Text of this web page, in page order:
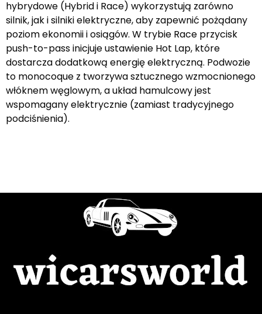
hybrydowe (Hybrid i Race) wykorzystują zarówno
silnik, jak i silniki elektryczne, aby zapewnić pożądany
poziom ekonomii i osiągów. W trybie Race przycisk
push-to-pass inicjuje ustawienie Hot Lap, które
dostarcza dodatkową energię elektryczną. Podwozie
to monocoque z tworzywa sztucznego wzmocnionego
włóknem węglowym, a układ hamulcowy jest
wspomagany elektrycznie (zamiast tradycyjnego
podciśnienia).